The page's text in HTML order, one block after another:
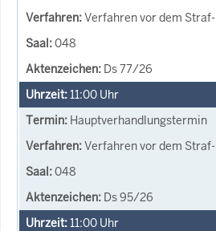
Verfahren vor dem
048
Ds 77/26
11:00 Uhr
Hauptverhandlungstermin
Verfahren vor dem
048
Ds 95/26
11:00 Uhr